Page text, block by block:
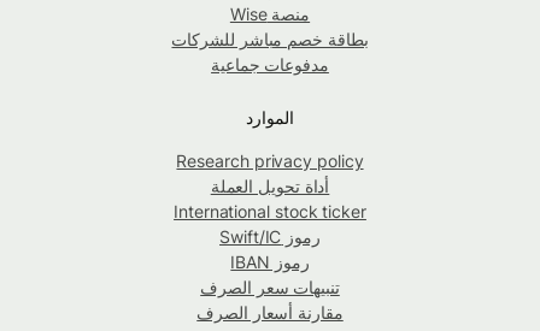
منصة Wise
بطاقة خصم مباشر للشركات
مدفوعات جماعية
الموارد
Research privacy policy
أداة تحويل العملة
International stock ticker
رموز Swift/IC
رموز IBAN
تنبيهات سعر الصرف
مقارنة أسعار الصرف